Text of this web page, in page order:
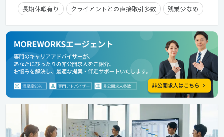
長期休暇有り
クライアントとの直接取引多数
残業少なめ
経験者優遇
残業手当有り 在宅勤務可